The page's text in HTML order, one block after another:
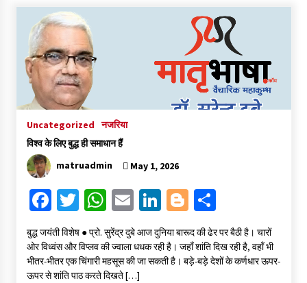
o
o
k
er sA l
dI er e
Uncategorized नजरिया
विश्व के लिए बुद्ध ही समाधान हैं
matruadmin
May 1, 2026
Fa
ce
b
o
T
wi
tt
er
W
h
at
sA
E
m
ai
l
Li
n
ke
dI
Bl
gg
er
S
ar
e
बुद्ध जयंती विशेष ● प्रो. सुरेंद्र दुबे आज दुनिया बारूद की ढेर पर बैठी है। चारों
ओर विध्वंस और विप्लव की ज्वाला धधक रही है। जहाँ शांति दिख रही है, वहाँ भी
भीतर-भीतर एक चिंगारी महसूस की जा सकती है। बड़े-बड़े देशों के कर्णधार ऊपर-
ऊपर से शांति पाठ करते दिखते […]